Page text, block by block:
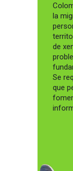
la
de
Se
que